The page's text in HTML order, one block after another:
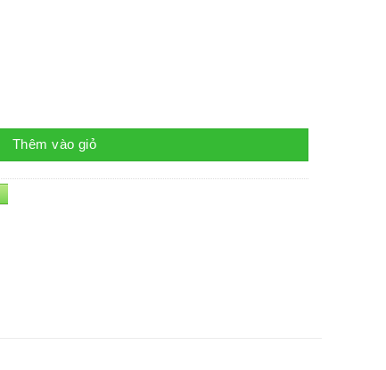
Thêm vào giỏ